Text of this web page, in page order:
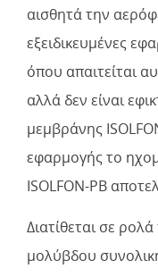
αισθητά την
εξειδικευμένες
όπου απαιτείται
αλλά δεν είναι
μεμβράνης
εφαρμογής το
ISOLFON-PB
Διατίθεται σε
μολύβδου